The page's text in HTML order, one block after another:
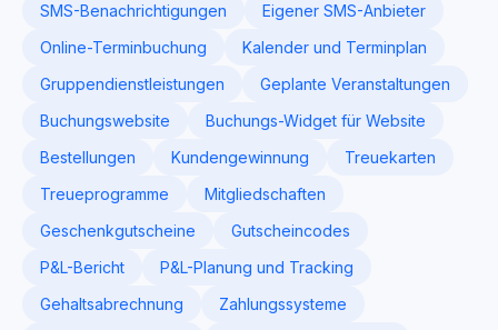
SMS-Benachrichtigungen
Eigener SMS-Anbieter
Online-Terminbuchung
Kalender und Terminplan
Gruppendienstleistungen
Geplante Veranstaltungen
Buchungswebsite
Buchungs-Widget für Website
Bestellungen
Kundengewinnung
Treuekarten
Treueprogramme
Mitgliedschaften
Geschenkgutscheine
Gutscheincodes
P&L-Bericht
P&L-Planung und Tracking
Gehaltsabrechnung
Zahlungssysteme